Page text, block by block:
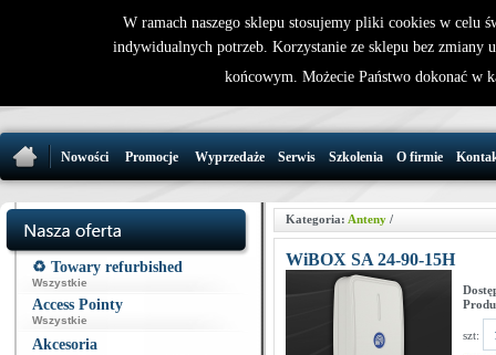
32 721 86
Nowości Promocje Wyprzedaże Serwis Szkolenia O firmie
♻️ Towary refurbished
Wszystkie
Access Pointy
Wszystkie
Akcesoria
Kategoria: Anteny/
WiBOX SA 24-90-15H
szt:
W ramach naszego sklepu stosujemy pliki cookies w celu
indywidualnych potrzeb. Korzystanie ze sklepu bez zmiany
końcowym. Możecie Państwo dokonać w